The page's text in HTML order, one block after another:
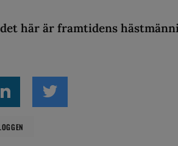
här är framtidens